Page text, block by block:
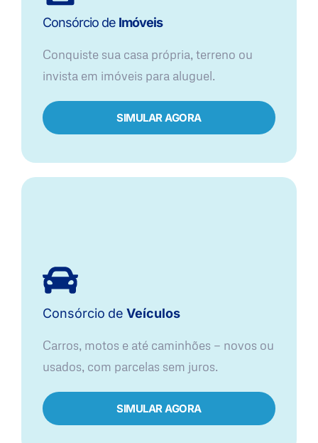
Consórcio de Imóveis
Conquiste sua casa própria, terreno ou
invista em imóveis para aluguel.
SIMULAR AGORA​
Consórcio de Veículos
Carros, motos e até caminhões — novos ou
usados, com parcelas sem juros.
SIMULAR AGORA